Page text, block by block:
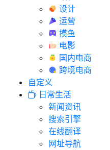
设计
运营
摸鱼
电影
国内电商
跨境电商
自定义
日常生活
新闻资讯
搜索引擎
在线翻译
网址导航